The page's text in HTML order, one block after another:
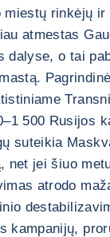
rinkėjų ir
atmestas
dalyse, o tai
500 Rusijos
suteikia
net jei šiuo
atrodo
kampanijų,